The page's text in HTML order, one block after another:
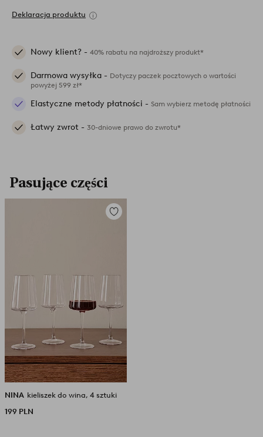
Deklaracja produktu
Nowy klient? - 40% rabatu na najdroższy produkt*
Darmowa wysyłka - Dotyczy paczek pocztowych o wartości
powyżej 599 zł*
Elastyczne metody płatności - Sam wybierz metodę płatności
Łatwy zwrot - 30-dniowe prawo do zwrotu*
Pasujące części
Dodaj
NINA kieliszek do wina, 4 sztuki
199 PLN